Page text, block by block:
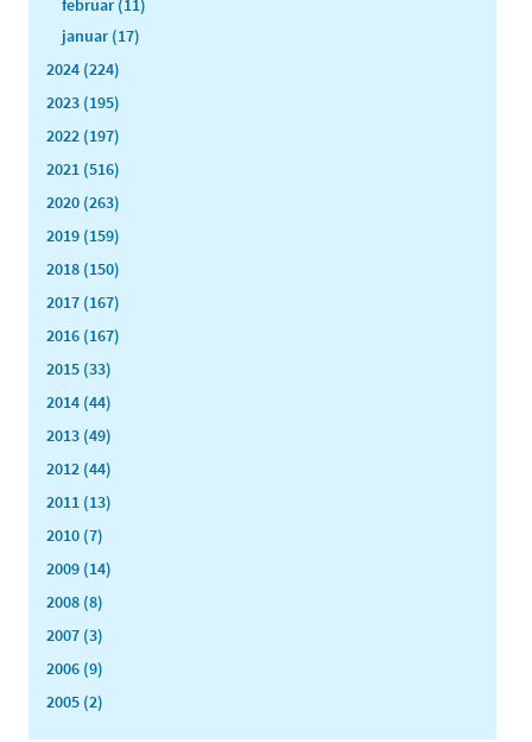
februar (11)
januar (17)
2024 (224)
2023 (195)
2022 (197)
2021 (516)
2020 (263)
2019 (159)
2018 (150)
2017 (167)
2016 (167)
2015 (33)
2014 (44)
2013 (49)
2012 (44)
2011 (13)
2010 (7)
2009 (14)
2008 (8)
2007 (3)
2006 (9)
2005 (2)